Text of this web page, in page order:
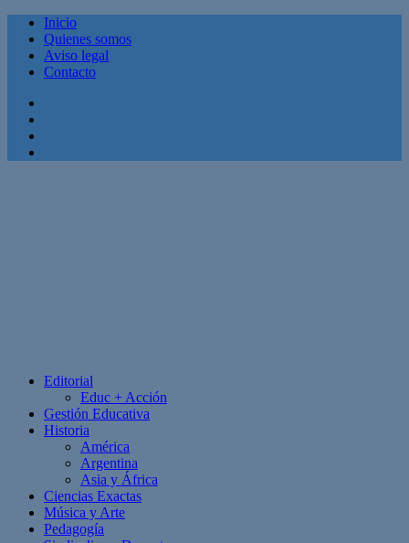
Inicio
Quienes somos
Aviso legal
Contacto
Editorial
Educ + Acción
Gestión Educativa
Historia
América
Argentina
Asia y África
Ciencias Exactas
Música y Arte
Pedagogía